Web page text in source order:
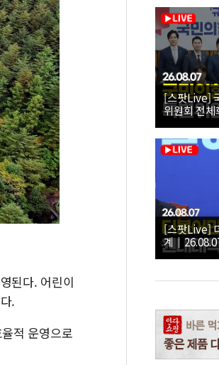
된다. 어린이
.
적 운영으로
[스팟Live]
위원회 전
[스팟Live]
계｜